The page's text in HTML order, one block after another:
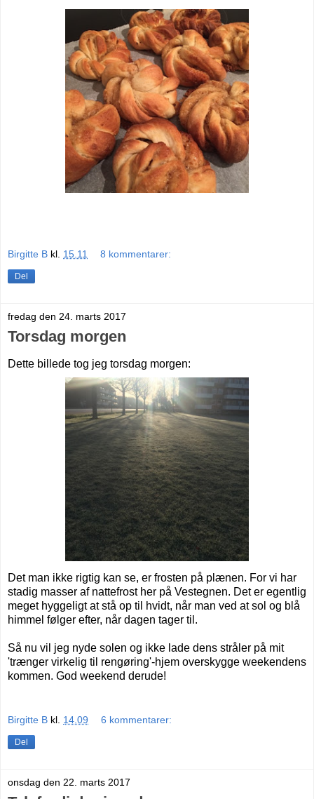
Birgitte B kl. 15.11 8 kommentarer:
Del
fredag den 24. marts 2017
Torsdag morgen
Dette billede tog jeg torsdag morgen:
Det man ikke rigtig kan se, er frosten på plænen. For vi har
stadig masser af nattefrost her på Vestegnen. Det er egentlig
meget hyggeligt at stå op til hvidt, når man ved at sol og blå
himmel følger efter, når dagen tager til.
Så nu vil jeg nyde solen og ikke lade dens stråler på mit
'trænger virkelig til rengøring'-hjem overskygge weekendens
kommen. God weekend derude!
Birgitte B kl. 14.09 6 kommentarer:
Del
onsdag den 22. marts 2017